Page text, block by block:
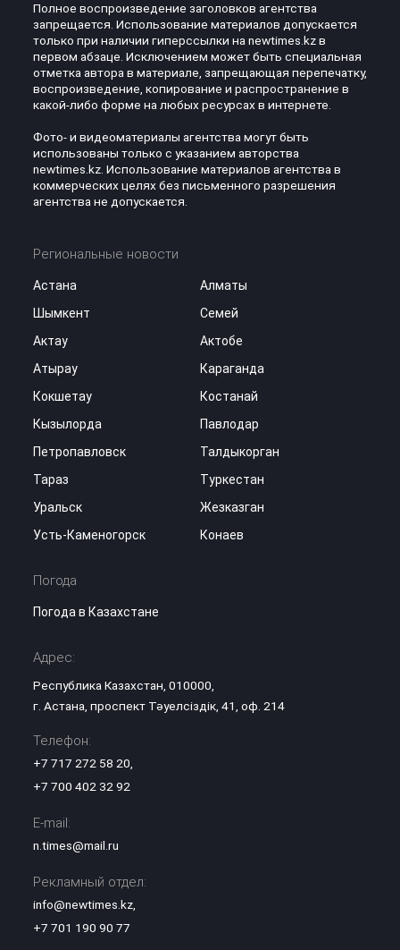
Полное воспроизведение заголовков агентства
запрещается. Использование материалов допускается
только при наличии гиперссылки на newtimes.kz в
первом абзаце. Исключением может быть специальная
отметка автора в материале, запрещающая перепечатку,
воспроизведение, копирование и распространение в
какой-либо форме на любых ресурсах в интернете.
Фото- и видеоматериалы агентства могут быть
использованы только с указанием авторства
newtimes.kz. Использование материалов агентства в
коммерческих целях без письменного разрешения
агентства не допускается.
Региональные новости
Астана
Алматы
Шымкент
Семей
Актау
Актобе
Атырау
Караганда
Кокшетау
Костанай
Кызылорда
Павлодар
Петропавловск
Талдыкорган
Тараз
Туркестан
Уральск
Жезказган
Усть-Каменогорск
Конаев
Погода
Погода в Казахстане
Адрес:
Республика Казахстан, 010000,
г. Астана, проспект Тәуелсіздік, 41, оф. 214
Телефон:
+7 717 272 58 20
+7 700 402 32 92
E-mail:
n.times@mail.ru
Рекламный отдел:
info@newtimes.kz,
+7 701 190 90 77